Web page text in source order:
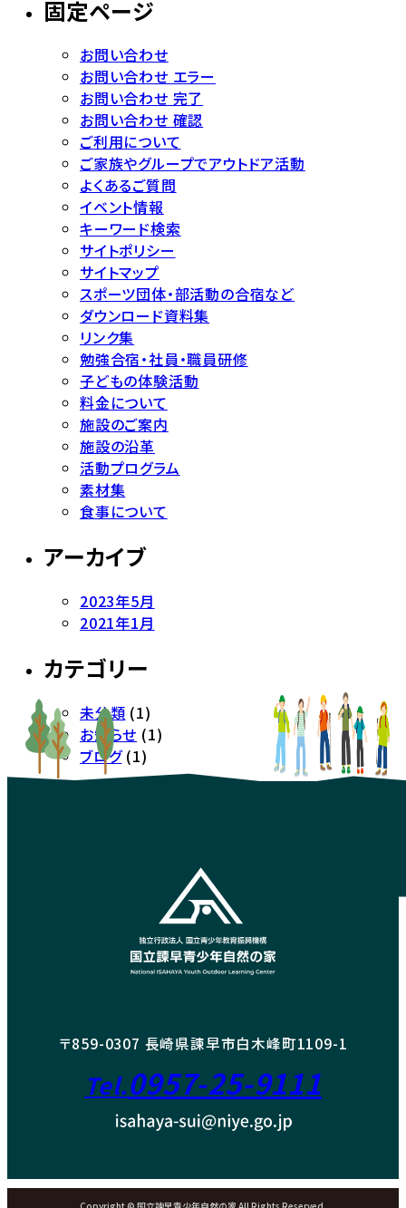
固定ページ
お問い合わせ
お問い合わせ エラー
お問い合わせ 完了
お問い合わせ 確認
ご利用について
ご家族やグループでアウトドア活動
よくあるご質問
イベント情報
キーワード検索
サイトポリシー
サイトマップ
スポーツ団体・部活動の合宿など
ダウンロード資料集
リンク集
勉強合宿・社員・職員研修
子どもの体験活動
料金について
施設のご案内
施設の沿革
活動プログラム
素材集
食事について
アーカイブ
2023年5月
2021年1月
カテゴリー
未分類 (1)
お知らせ (1)
ブログ(1)
〒859-0307 長崎県諫早市白木峰町1109-1
Tel.0957-25-9111